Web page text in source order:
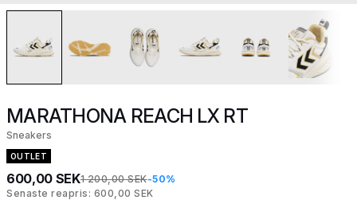
MARATHONA REACH LX RT
Sneakers
OUTLET
600,00 SEK1 200,00 SEK-50%
Senaste reapris: 600,00 SEK